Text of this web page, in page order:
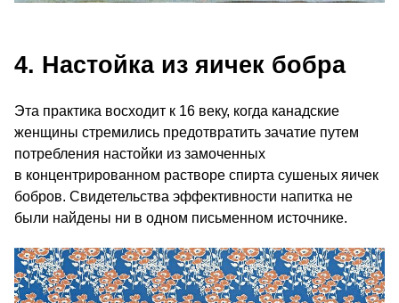
4. Настойка из яичек бобра
Эта практика восходит к 16 веку, когда канадские
женщины стремились предотвратить зачатие путем
потребления настойки из замоченных
в концентрированном растворе спирта сушеных яичек
бобров. Свидетельства эффективности напитка не
были найдены ни в одном письменном источнике.